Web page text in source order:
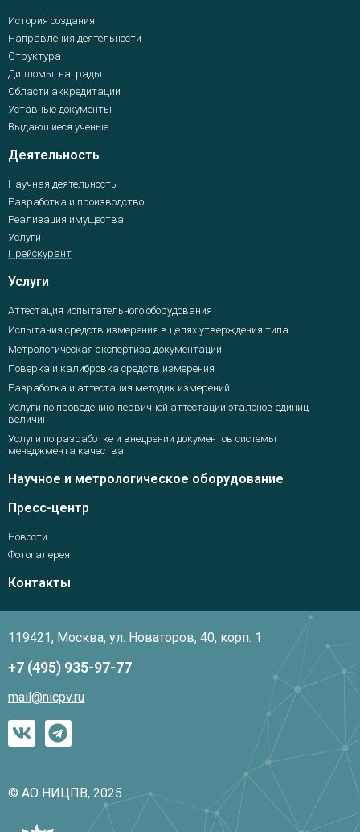
История создания
Направления деятельности
Структура
Дипломы, награды
Области аккредитации
Уставные документы
Выдающиеся ученые
Деятельность
Научная деятельность
Разработка и производство
Реализация имущества
Услуги
Прейскурант
Услуги
Аттестация испытательного оборудования
Испытания средств измерения в целях утверждения типа
Метрологическая экспертиза документации
Поверка и калибровка средств измерения
Разработка и аттестация методик измерений
Услуги по проведению первичной аттестации эталонов единиц
величин
Услуги по разработке и внедрении документов системы
менеджмента качества
Научное и метрологическое оборудование
Пресс-центр
Новости
Фотогалерея
Контакты
119421, Москва, ул. Новаторов, 40, корп. 1
+7 (495) 935-97-77
mail@nicpv.ru
© АО НИЦПВ, 2025